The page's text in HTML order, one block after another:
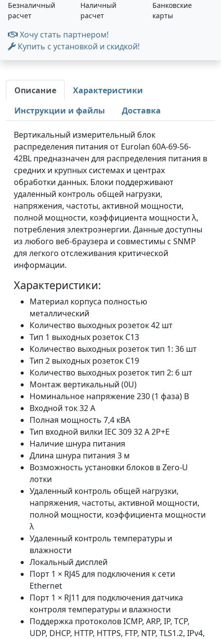
Безналичный
расчет
Наличный
расчет
Банковские
карты
Хочу стать партнером!
Купить с установкой и скидкой!
Описание
Характеристики
Инструкции и файлы
Доставка
Вертикальный измерительный блок
распределения питания от Eurolan 60A-69-56-
42BL предназначен для распределения питания в
средних и крупных системах и центрах
обработки данных. Блоки поддерживают
удаленный контроль общей нагрузки,
напряжения, частоты, активной мощности,
полной мощности, коэффициента мощности λ,
потребления электроэнергии. Данные доступны
из любого веб-браузера и совместимы с SNMP
для легкого отслеживания критической
информации.
Характеристики:
Материал корпуса полностью
металлический
Количество выходных розеток 42 шт
Тип 1 выходных розеток C13
Количество выходных розеток тип 1: 36 шт
Тип 2 выходных розеток C19
Количество выходных розеток тип 2: 6 шт
Монтаж вертикальный (0U)
Номинальное напряжение 230 (1 фаза) В
Входной ток 32 A
Полная мощность 7,4 кВА
Тип входной вилки IEC 309 32 A 2P+E
Наличие шнура питания
Длина шнура питания 3 м
Возможность установки блоков в Zero-U
лотки
Удаленный контроль общей нагрузки,
напряжения, частоты, активной мощности,
полной мощности, коэффициента мощности
λ
Удаленный контроль температуры и
влажности
Локальный дисплей
Порт 1 × RJ45 для подключения к сети
Ethernet
Порт 1 × RJ11 для подключения датчика
контроля температуры и влажности
Поддержка протоколов ICMP, ARP, IP, TCP,
UDP, DHCP, HTTP, HTTPS, FTP, NTP, TLS1.2, IPv4,